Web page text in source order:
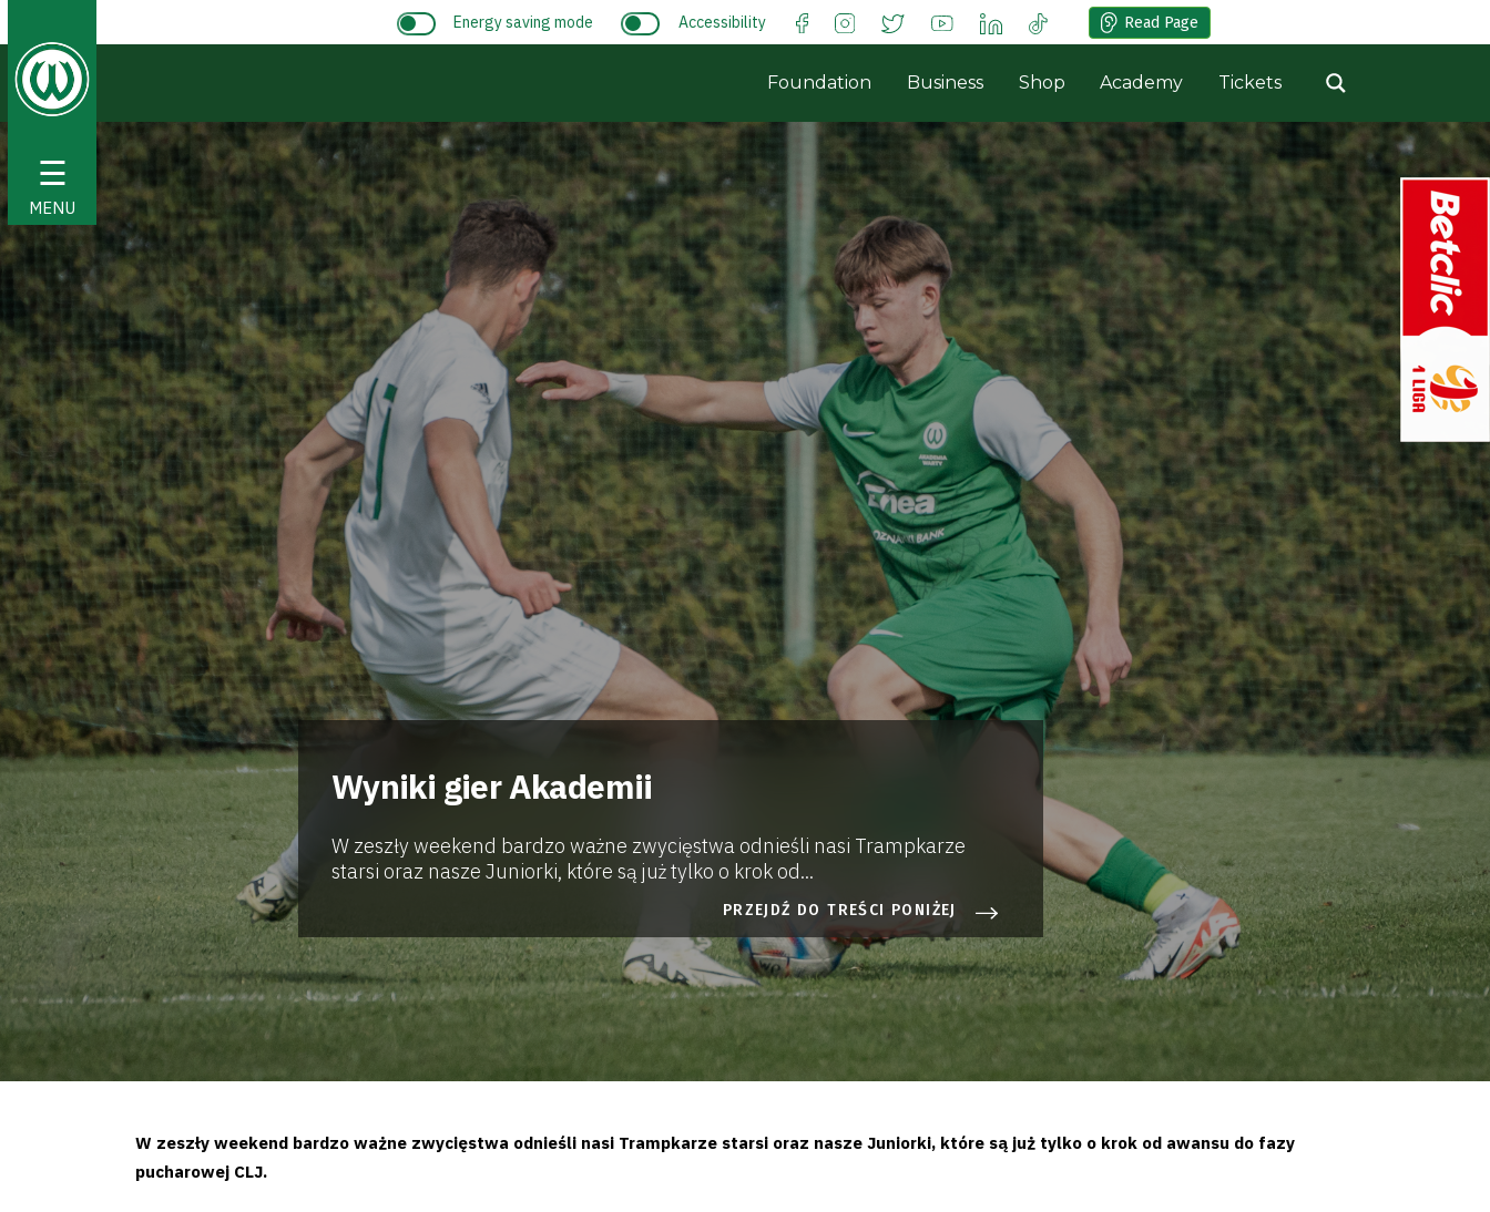
☰
MENU
Energy saving mode Accessibility Read Page
Foundation Business Shop Academy Tickets
Wyniki gier Akademii
W zeszły weekend bardzo ważne zwycięstwa odnieśli nasi Trampkarze
starsi oraz nasze Juniorki, które są już tylko o krok od...
PRZEJDŹ DO TREŚCI PONIŻEJ
W zeszły weekend bardzo ważne zwycięstwa odnieśli nasi Trampkarze starsi oraz nasze Juniorki, które są już tylko o krok od awansu do fazy
pucharowej CLJ.